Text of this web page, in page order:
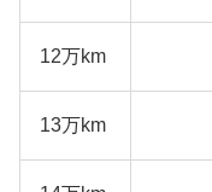
12万km
13万km